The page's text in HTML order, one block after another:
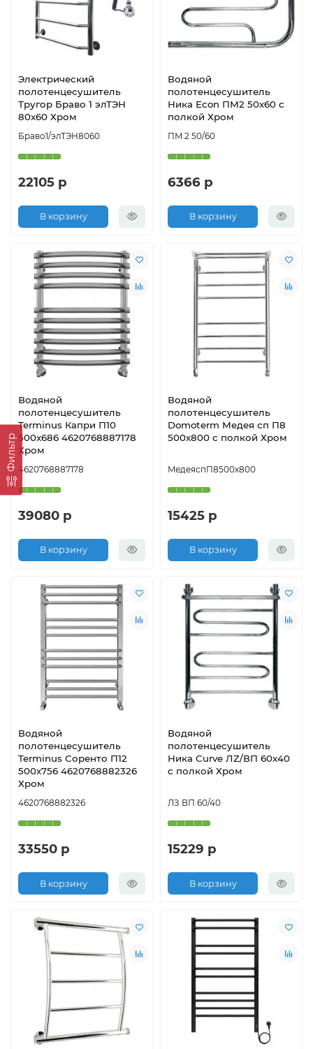
Фильтр
Электрический
полотенцесушитель
Тругор Браво 1 элТЭН
80x60 Хром
Браво1/элТЭН8060
22105 р
В корзину
Водяной
полотенцесушитель
Ника Econ ПМ2 50x60 с
полкой Хром
ПМ 2 50/60
6366 р
В корзину
Водяной
полотенцесушитель
Terminus Капри П10
500x686 4620768887178
Хром
4620768887178
39080 р
В корзину
Водяной
полотенцесушитель
Domoterm Медея сп П8
500x800 с полкой Хром
МедеяспП8500х800
15425 р
В корзину
Водяной
полотенцесушитель
Terminus Соренто П12
500x756 4620768882326
Хром
4620768882326
33550 р
В корзину
Водяной
полотенцесушитель
Ника Curve ЛZ/ВП 60x40
с полкой Хром
ЛЗ ВП 60/40
15229 р
В корзину